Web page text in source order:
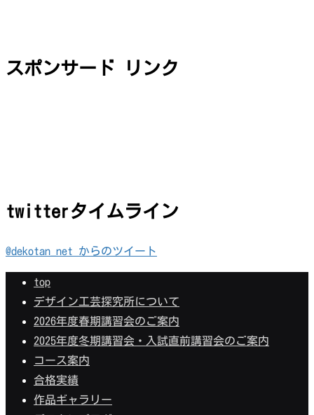
スポンサード リンク
twitterタイムライン
@dekotan_net からのツイート
top
デザイン工芸探究所について
2026年度春期講習会のご案内
2025年度冬期講習会・入試直前講習会のご案内
コース案内
合格実績
作品ギャラリー